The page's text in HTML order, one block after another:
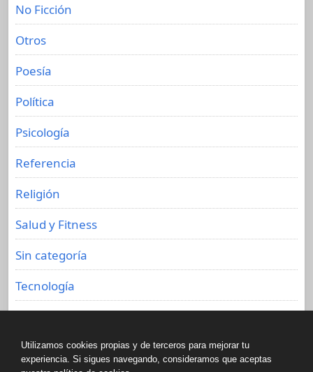
No Ficción
Otros
Poesía
Política
Psicología
Referencia
Religión
Salud y Fitness
Sin categoría
Tecnología
Utilizamos cookies propias y de terceros para mejorar tu
experiencia. Si sigues navegando, consideramos que aceptas